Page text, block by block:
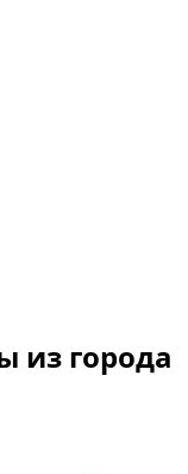
из города